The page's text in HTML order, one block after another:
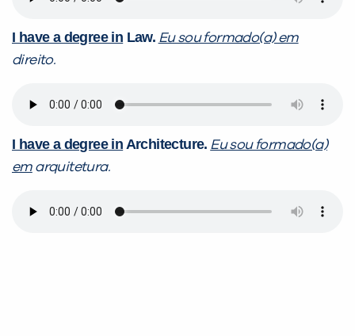
I have a degree in Law. Eu sou formado(a) em
direito.
I have a degree in Architecture. Eu sou formado(a)
emarquitetura.